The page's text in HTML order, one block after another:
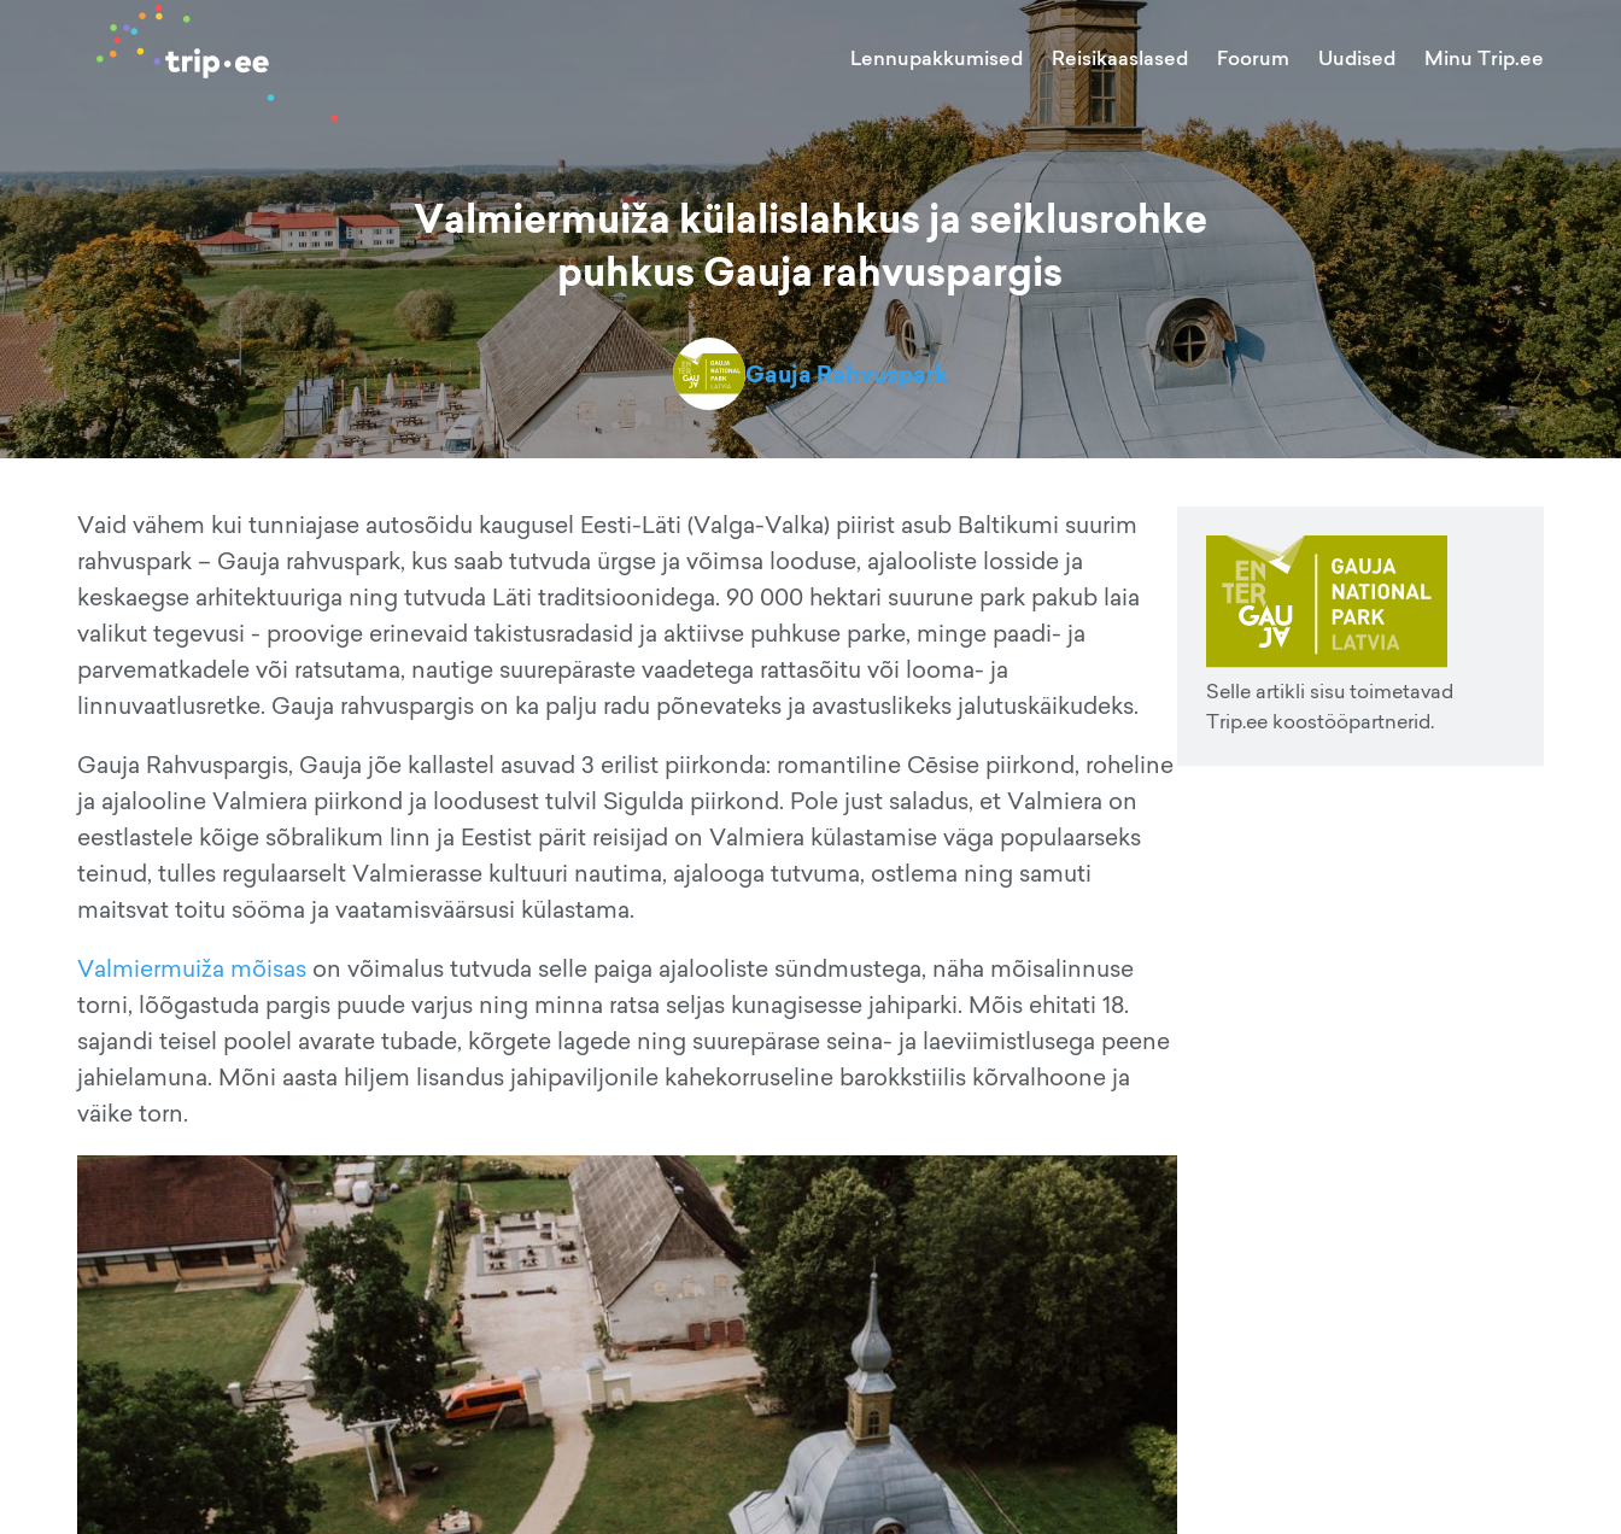
Lennupakkumised Reisikaaslased Foorum Uudised Minu Trip.ee
Valmiermuiža külalislahkus ja seiklusrohke
puhkus Gauja rahvuspargis
Gauja Rahvuspark
Vaid vähem kui tunniajase autosõidu kaugusel Eesti-Läti (Valga-Valka) piirist asub Baltikumi suurim
rahvuspark – Gauja rahvuspark, kus saab tutvuda ürgse ja võimsa looduse, ajalooliste losside ja
keskaegse arhitektuuriga ning tutvuda Läti traditsioonidega. 90 000 hektari suurune park pakub laia
valikut tegevusi - proovige erinevaid takistusradasid ja aktiivse puhkuse parke, minge paadi- ja
parvematkadele või ratsutama, nautige suurepäraste vaadetega rattasõitu või looma- ja
linnuvaatlusretke. Gauja rahvuspargis on ka palju radu põnevateks ja avastuslikeks jalutuskäikudeks.
Gauja Rahvuspargis, Gauja jõe kallastel asuvad 3 erilist piirkonda: romantiline Cēsise piirkond, roheline
ja ajalooline Valmiera piirkond ja loodusest tulvil Sigulda piirkond. Pole just saladus, et Valmiera on
eestlastele kõige sõbralikum linn ja Eestist pärit reisijad on Valmiera külastamise väga populaarseks
teinud, tulles regulaarselt Valmierasse kultuuri nautima, ajalooga tutvuma, ostlema ning samuti
maitsvat toitu sööma ja vaatamisväärsusi külastama.
Valmiermuiža mõisas on võimalus tutvuda selle paiga ajalooliste sündmustega, näha mõisalinnuse
torni, lõõgastuda pargis puude varjus ning minna ratsa seljas kunagisesse jahiparki. Mõis ehitati 18.
sajandi teisel poolel avarate tubade, kõrgete lagede ning suurepärase seina- ja laeviimistlusega peene
jahielamuna. Mõni aasta hiljem lisandus jahipaviljonile kahekorruseline barokkstiilis kõrvalhoone ja
väike torn.
Selle artikli sisu toimetavad
Trip.ee koostööpartnerid.